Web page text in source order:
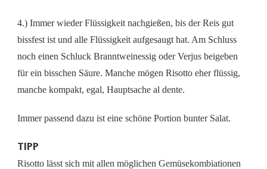
4.) Immer wieder Flüssigkeit nachgießen, bis der Reis gut
bissfest ist und alle Flüssigkeit aufgesaugt hat. Am Schluss
noch einen Schluck Branntweinessig oder Verjus beigeben
für ein bisschen Säure. Manche mögen Risotto eher flüssig,
manche kompakt, egal, Hauptsache al dente.
Immer passend dazu ist eine schöne Portion bunter Salat.
TIPP
Risotto lässt sich mit allen möglichen Gemüsekombiationen